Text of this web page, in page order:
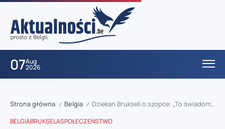
07Aug
2026
Strona główna / Belgia / Dziekan Brukseli o szopce: „To świadomy symbol, nie dekoracja”
BELGIABRUKSELASPOŁECZEŃSTWO